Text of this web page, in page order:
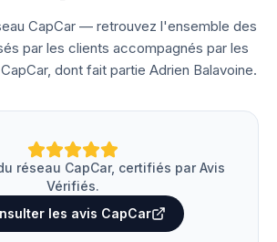
CapCar — retrouvez l'ensemble des
par les clients accompagnés par les
dont fait partie Adrien Balavoine.
réseau CapCar, certifiés par Avis
Vérifiés.
les avis CapCar